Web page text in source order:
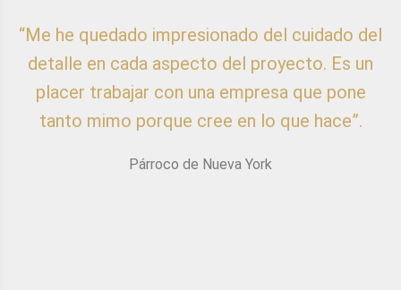
“Me he quedado impresionado del cuidado del
detalle en cada aspecto del proyecto. Es un
placer trabajar con una empresa que pone
tanto mimo porque cree en lo que hace”.
Párroco de Nueva York